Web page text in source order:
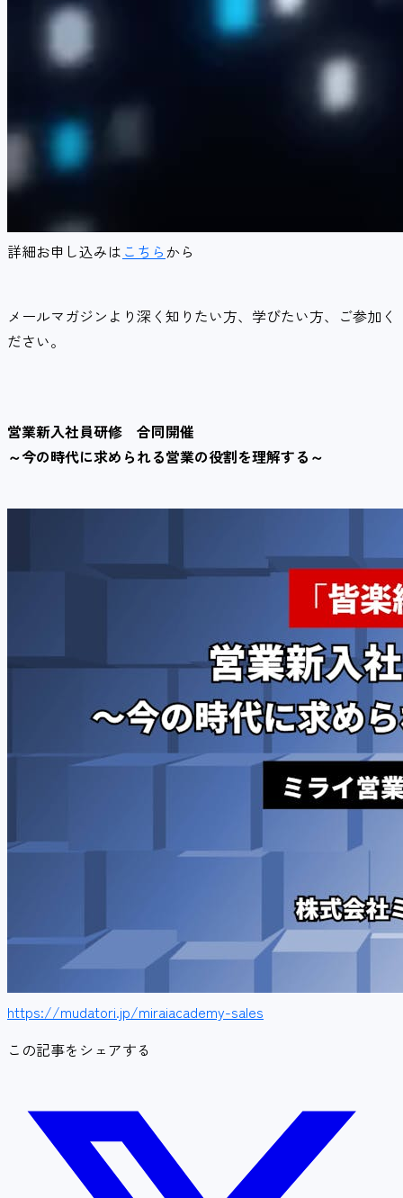
詳細お申し込みは こちらから
メールマガジンより深く知りたい方、学びたい方、ご参加く
ださい。
営業新入社員研修 合同開催
～今の時代に求められる営業の役割を理解する～
https://mudatori.jp/miraiacademy-sales
この記事をシェアする